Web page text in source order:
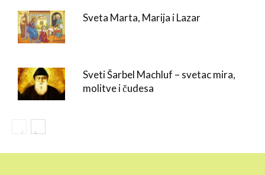
Sveta Marta, Marija i Lazar
Sveti Šarbel Machluf – svetac mira,
molitve i čudesa